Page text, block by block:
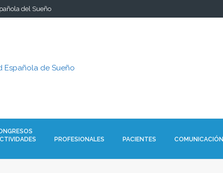
del Sueño
PROFESIONALES PACIENTES COMUNICACIÓN